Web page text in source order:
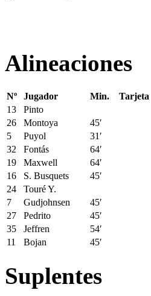
Alineaciones
Nº Jugador Min. Tarjeta
13
Pinto
26
Montoya 45′
5
Puyol 31′
32
Fontás 64′
19
Maxwell 64′
16
S. Busquets 45′
24
Touré Y.
7
Gudjohnsen 45′
27
Pedrito 45′
35
Jeffren 54′
11
Bojan 45′
Suplentes